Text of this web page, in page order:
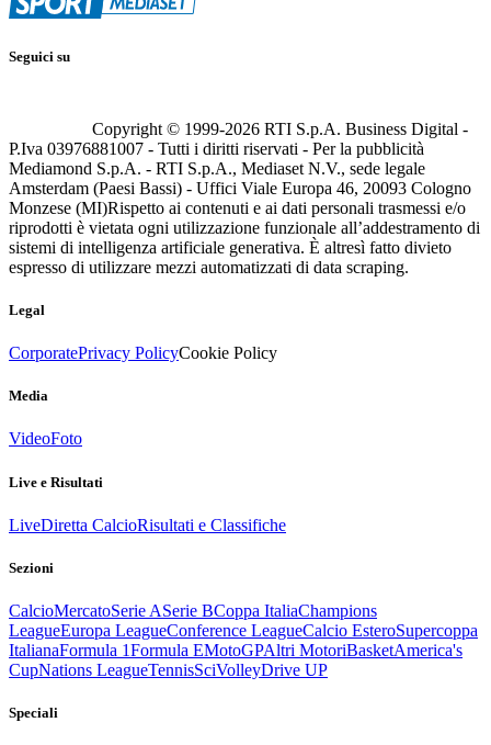
Seguici su
Copyright © 1999-2026 RTI S.p.A. Business Digital -
P.Iva 03976881007 - Tutti i diritti riservati - Per la pubblicità
Mediamond S.p.A. - RTI S.p.A., Mediaset N.V., sede legale
Amsterdam (Paesi Bassi) - Uffici Viale Europa 46, 20093 Cologno
Monzese (MI)Rispetto ai contenuti e ai dati personali trasmessi e/o
riprodotti è vietata ogni utilizzazione funzionale all’addestramento di
sistemi di intelligenza artificiale generativa. È altresì fatto divieto
espresso di utilizzare mezzi automatizzati di data scraping.
Legal
CorporatePrivacy PolicyCookie Policy
Media
VideoFoto
Live e Risultati
LiveDiretta CalcioRisultati e Classifiche
Sezioni
CalcioMercatoSerie ASerie BCoppa ItaliaChampions
LeagueEuropa LeagueConference LeagueCalcio EsteroSupercoppa
ItalianaFormula 1Formula EMotoGPAltri MotoriBasketAmerica's
CupNations LeagueTennisSciVolleyDrive UP
Speciali